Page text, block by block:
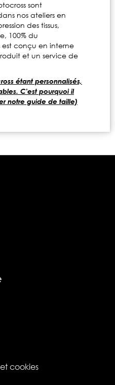
sont
nos ateliers en
des tissus,
100% du
est conçu en interne
et un service de
étant personnalisés,
C'est pourquoi il
notre guide de taille)
cookies